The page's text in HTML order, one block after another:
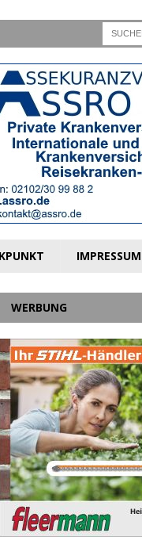
IMPRESSUM
WERBUNG